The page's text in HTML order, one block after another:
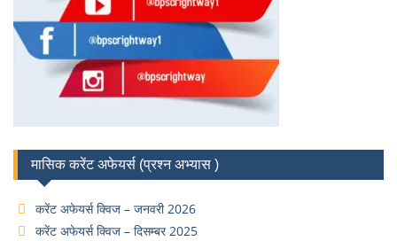
मासिक करेंट अफेयर्स (प्रश्न अभ्यास )
करेंट अफेयर्स क्विज – जनवरी 2026
करेंट अफेयर्स क्विज – दिसम्बर 2025